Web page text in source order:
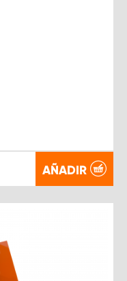
AÑADIR